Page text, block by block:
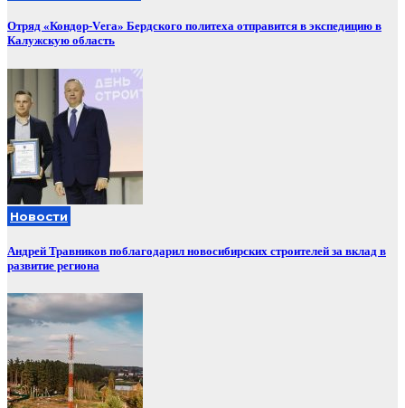
Отряд «Кондор-Vега» Бердского политеха отправится в экспедицию в
Калужскую область
Новости
Андрей Травников поблагодарил новосибирских строителей за вклад в
развитие региона